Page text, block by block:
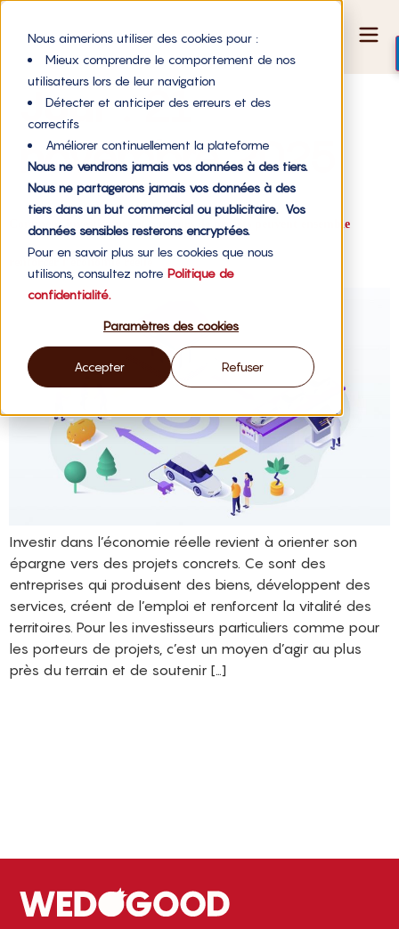
Nous aimerions utiliser des cookies pour :
Mieux comprendre le comportement de nos
utilisateurs lors de leur navigation
Détecter et anticiper des erreurs et des
correctifs
Améliorer continuellement la plateforme
Nous ne vendrons jamais vos données à des tiers.
Nous ne partagerons jamais vos données à des
tiers dans un but commercial ou publicitaire. Vos
données sensibles resterons encryptées.
Pour en savoir plus sur les cookies que nous
utilisons, consultez notre Politique de
confidentialité.
Paramètres des cookies
Accepter Refuser
Jour :21
novembre 2025
Comment investisseurs et porteurs de projets peuvent ensemble
renforcer l’économie réelle
Investir dans l’économie réelle revient à orienter son
épargne vers des projets concrets. Ce sont des
entreprises qui produisent des biens, développent des
services, créent de l’emploi et renforcent la vitalité des
territoires. Pour les investisseurs particuliers comme pour
les porteurs de projets, c’est un moyen d’agir au plus
près du terrain et de soutenir […]